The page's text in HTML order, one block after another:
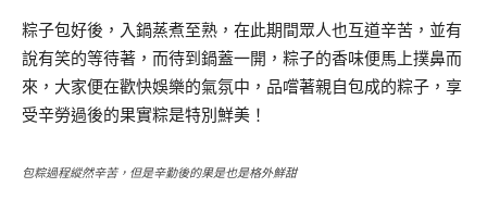
粽子包好後，入鍋蒸煮至熟，在此期間眾人也互道辛苦，並有
說有笑的等待著，而待到鍋蓋一開，粽子的香味便馬上撲鼻而
來，大家便在歡快娛樂的氣氛中，品嚐著親自包成的粽子，享
受辛勞過後的果實粽是特別鮮美！
包粽過程縱然辛苦，但是辛勤後的果是也是格外鮮甜